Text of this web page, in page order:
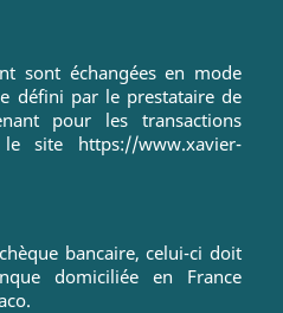
sont échangées en mode
défini par le prestataire de
pour les transactions
site https://www.xavier-
bancaire, celui-ci doit
domiciliée en France